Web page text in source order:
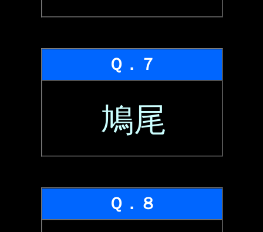
Ｑ．７
鳩尾
Ｑ．８